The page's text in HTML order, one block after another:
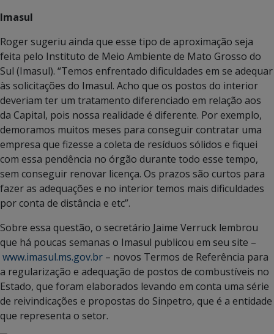
Imasul
Roger sugeriu ainda que esse tipo de aproximação seja
feita pelo Instituto de Meio Ambiente de Mato Grosso do
Sul (Imasul). “Temos enfrentado dificuldades em se adequar
às solicitações do Imasul. Acho que os postos do interior
deveriam ter um tratamento diferenciado em relação aos
da Capital, pois nossa realidade é diferente. Por exemplo,
demoramos muitos meses para conseguir contratar uma
empresa que fizesse a coleta de resíduos sólidos e fiquei
com essa pendência no órgão durante todo esse tempo,
sem conseguir renovar licença. Os prazos são curtos para
fazer as adequações e no interior temos mais dificuldades
por conta de distância e etc”.
Sobre essa questão, o secretário Jaime Verruck lembrou
que há poucas semanas o Imasul publicou em seu site –
www.imasul.ms.gov.br – novos Termos de Referência para
a regularização e adequação de postos de combustíveis no
Estado, que foram elaborados levando em conta uma série
de reivindicações e propostas do Sinpetro, que é a entidade
que representa o setor.